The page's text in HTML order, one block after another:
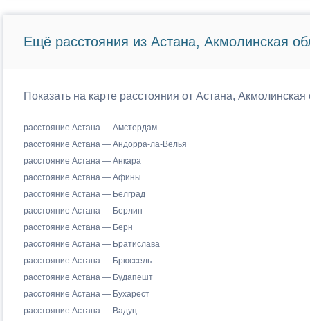
Ещё расстояния из Астана, Акмолинская
Показать на карте расстояния от Астана,
расстояние Астана — Амстердам
расстояние Астана — Андорра-ла-Велья
расстояние Астана — Анкара
расстояние Астана — Афины
расстояние Астана — Белград
расстояние Астана — Берлин
расстояние Астана — Берн
расстояние Астана — Братислава
расстояние Астана — Брюссель
расстояние Астана — Будапешт
расстояние Астана — Бухарест
расстояние Астана — Вадуц